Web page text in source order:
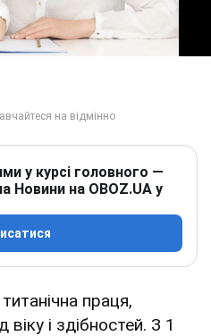
у курсі головного —
Новини на OBOZ.UA у
праця,
і здібностей. З 1